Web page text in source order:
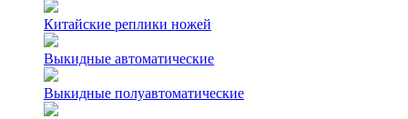
Китайские реплики ножей
Выкидные автоматические
Выкидные полуавтоматические